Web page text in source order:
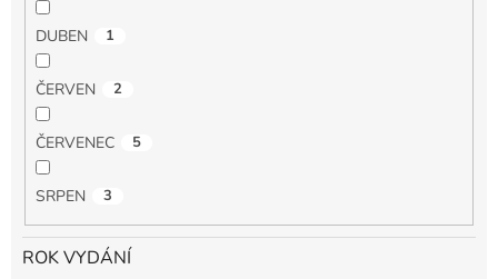
DUBEN 1
ČERVEN 2
ČERVENEC 5
SRPEN 3
ROK VYDÁNÍ